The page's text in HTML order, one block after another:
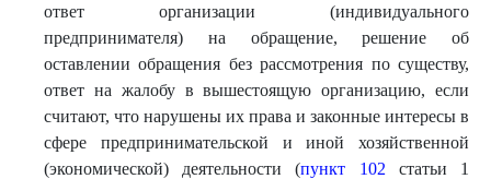
ответ организации (индивидуального
предпринимателя) на обращение, решение об
оставлении обращения без рассмотрения по существу,
ответ на жалобу в вышестоящую организацию, если
считают, что нарушены их права и законные интересы в
сфере предпринимательской и иной хозяйственной
(экономической) деятельности (пункт 102 статьи 1